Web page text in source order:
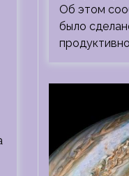
Об этом
было